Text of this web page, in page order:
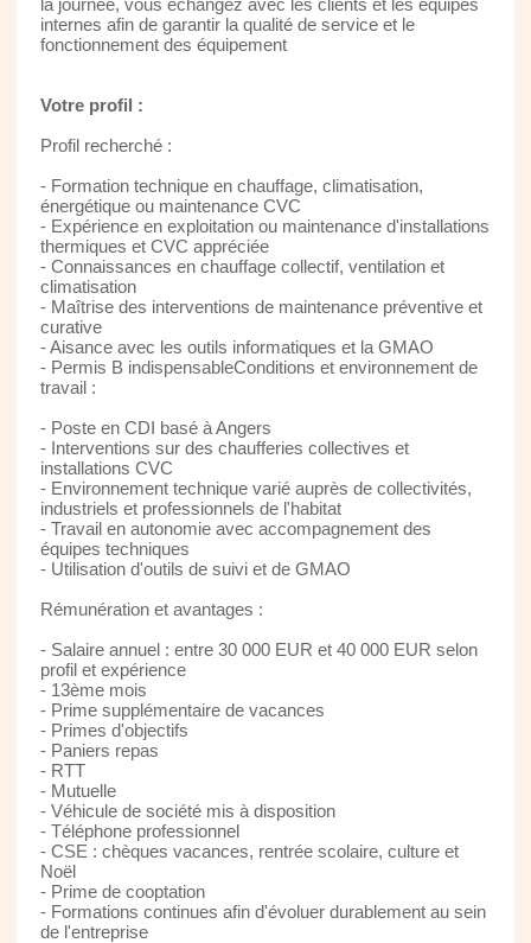
internes afin de garantir la qualité de service et le
fonctionnement des équipement
Votre profil :
Profil recherché :
- Formation technique en chauffage, climatisation,
énergétique ou maintenance CVC
- Expérience en exploitation ou maintenance d'installations
thermiques et CVC appréciée
- Connaissances en chauffage collectif, ventilation et
climatisation
- Maîtrise des interventions de maintenance préventive et
curative
- Aisance avec les outils informatiques et la GMAO
- Permis B indispensableConditions et environnement de
travail :
- Poste en CDI basé à Angers
- Interventions sur des chaufferies collectives et
installations CVC
- Environnement technique varié auprès de collectivités,
industriels et professionnels de l'habitat
- Travail en autonomie avec accompagnement des
équipes techniques
- Utilisation d'outils de suivi et de GMAO
Rémunération et avantages :
- Salaire annuel : entre 30 000 EUR et 40 000 EUR selon
profil et expérience
- 13ème mois
- Prime supplémentaire de vacances
- Primes d'objectifs
- Paniers repas
- RTT
- Mutuelle
- Véhicule de société mis à disposition
- Téléphone professionnel
- CSE : chèques vacances, rentrée scolaire, culture et
Noël
- Prime de cooptation
- Formations continues afin d'évoluer durablement au sein
de l'entreprise